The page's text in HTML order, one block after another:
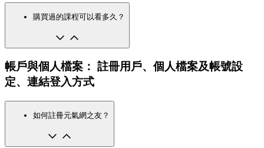
購買過的課程可以看多久？
帳戶與個人檔案： 註冊用戶、個人檔案及帳號設
定、連結登入方式
如何註冊元氣網之友？